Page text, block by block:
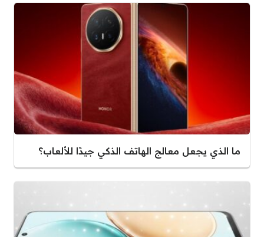
ما الذي يجعل معالج الهاتف الذكي جيدًا للألعاب؟